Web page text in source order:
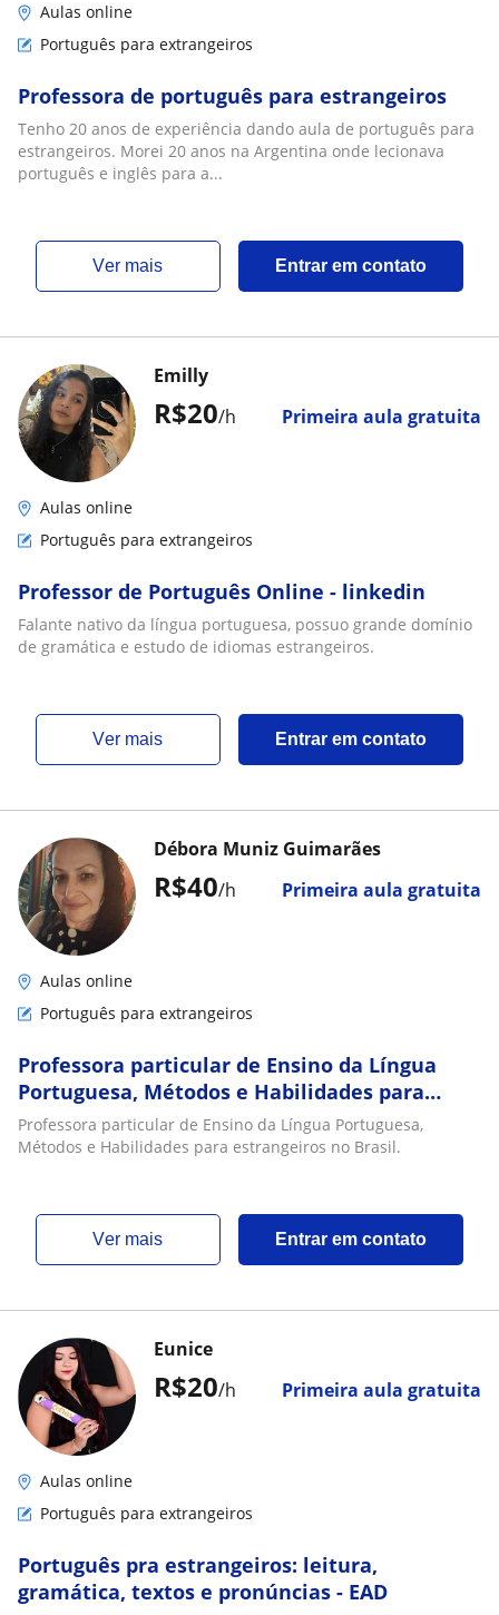
Aulas online
Português para extrangeiros
Professora de português para estrangeiros
Tenho 20 anos de experiência dando aula de português para
estrangeiros. Morei 20 anos na Argentina onde lecionava
português e inglês para a...
ver mais Entrar em contato
R$20/h Primeira aula gratuita
Emilly
Aulas online
Português para extrangeiros
Professor de Português Online - linkedin
Falante nativo da língua portuguesa, possuo grande domínio
de gramática e estudo de idiomas estrangeiros.
ver mais Entrar em contato
R$40/h Primeira aula gratuita
Débora Muniz Guimarães
Aulas online
Português para extrangeiros
Professora particular de Ensino da Língua
Portuguesa, Métodos e Habilidades para
estrangeiros no Brasil
Professora particular de Ensino da Língua Portuguesa,
Métodos e Habilidades para estrangeiros no Brasil.
ver mais Entrar em contato
R$20/h Primeira aula gratuita
Eunice
Aulas online
Português para extrangeiros
Português pra estrangeiros: leitura,
gramática, textos e pronúncias - EAD